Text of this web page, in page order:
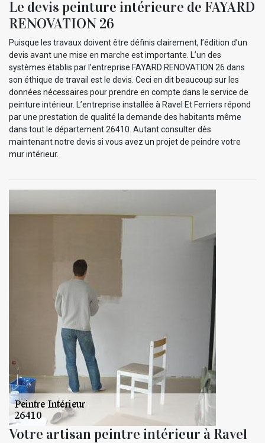
Le devis peinture intérieure de FAYARD
RENOVATION 26
Puisque les travaux doivent être définis clairement, l’édition d’un
devis avant une mise en marche est importante. L’un des
systèmes établis par l’entreprise FAYARD RENOVATION 26 dans
son éthique de travail est le devis. Ceci en dit beaucoup sur les
données nécessaires pour prendre en compte dans le service de
peinture intérieur. L’entreprise installée à Ravel Et Ferriers répond
par une prestation de qualité la demande des habitants même
dans tout le département 26410. Autant consulter dès
maintenant notre devis si vous avez un projet de peindre votre
mur intérieur.
Votre artisan peintre intérieur à Ravel